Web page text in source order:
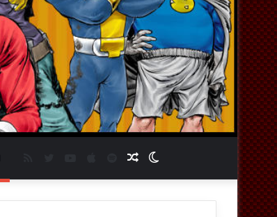
skin
Artigo
aleatório
Spotify